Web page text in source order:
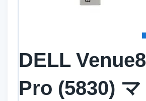
DELL Venue8
Pro (5830) マ